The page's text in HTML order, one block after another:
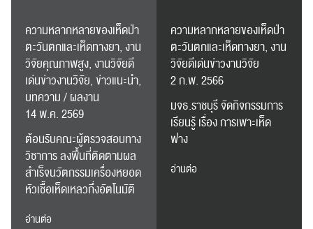
ค้นหา
สำหรับ:
ความหลากหลายของเห็ดป่า
ตะวันตกและเห็ดทางยา, งาน
วิจัยคุณภาพสูง, งานวิจัยดี
เด่นข่าวงานวิจัย, ข่าวแนะนำ,
บทความ / ผลงาน
14 พ.ค. 2569
ต้อนรับคณะผู้ตรวจสอบทาง
วิชาการ ลงพื้นที่ติดตามผล
สำเร็จนวัตกรรมเครื่องหยอด
หัวเชื้อเห็ดเหลวกึ่งอัตโนมัติ
อ่านต่อ
ความหลากหลายของเห็ดป่า
ตะวันตกและเห็ดทางยา, งาน
วิจัยดีเด่นข่าวงานวิจัย
2 ก.พ. 2566
มจธ.ราชบุรี จัดกิจกรรมการ
เรียนรู้ เรื่อง การเพาะเห็ด
ฟาง
อ่านต่อ
RC Activity